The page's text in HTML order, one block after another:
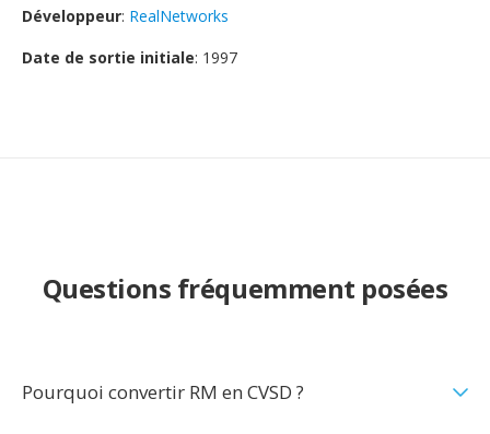
Développeur: RealNetworks
Date de sortie initiale: 1997
Questions fréquemment posées
Pourquoi convertir RM en CVSD ?